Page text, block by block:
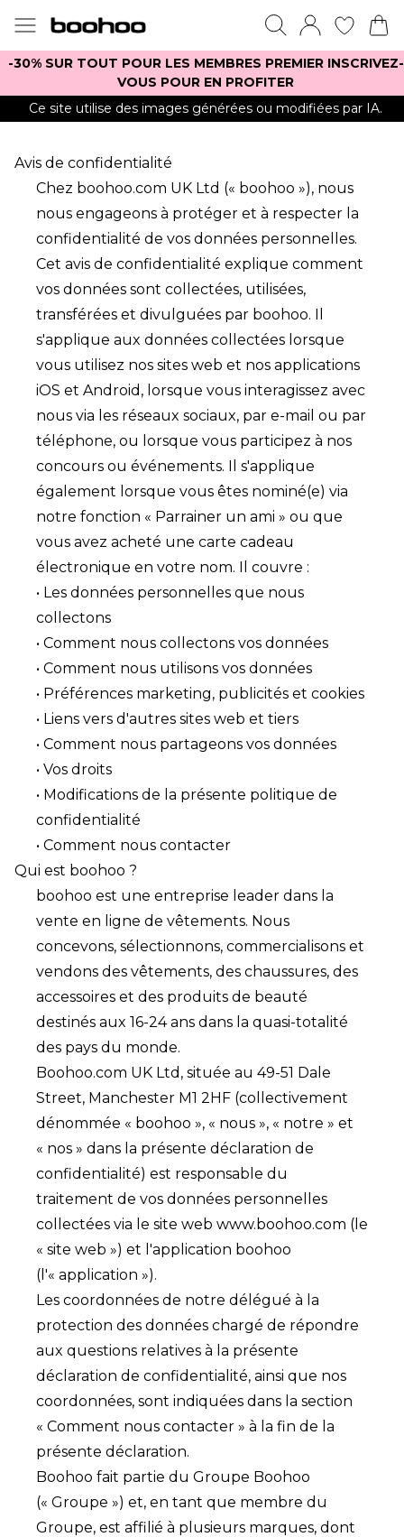
-30% SUR TOUT POUR LES MEMBRES PREMIER INSCRIVEZ-
VOUS POUR EN PROFITER
Ce site utilise des images générées ou modifiées par IA.
Avis de confidentialité
Chez boohoo.com UK Ltd (« boohoo »), nous
nous engageons à protéger et à respecter la
confidentialité de vos données personnelles.
Cet avis de confidentialité explique comment
vos données sont collectées, utilisées,
transférées et divulguées par boohoo. Il
s'applique aux données collectées lorsque
vous utilisez nos sites web et nos applications
iOS et Android, lorsque vous interagissez avec
nous via les réseaux sociaux, par e-mail ou par
téléphone, ou lorsque vous participez à nos
concours ou événements. Il s'applique
également lorsque vous êtes nominé(e) via
notre fonction « Parrainer un ami » ou que
vous avez acheté une carte cadeau
électronique en votre nom. Il couvre :
• Les données personnelles que nous
collectons
• Comment nous collectons vos données
• Comment nous utilisons vos données
• Préférences marketing, publicités et cookies
• Liens vers d'autres sites web et tiers
• Comment nous partageons vos données
• Vos droits
• Modifications de la présente politique de
confidentialité
• Comment nous contacter
Qui est boohoo ?
boohoo est une entreprise leader dans la
vente en ligne de vêtements. Nous
concevons, sélectionnons, commercialisons et
vendons des vêtements, des chaussures, des
accessoires et des produits de beauté
destinés aux 16-24 ans dans la quasi-totalité
des pays du monde.
Boohoo.com UK Ltd, située au 49-51 Dale
Street, Manchester M1 2HF (collectivement
dénommée « boohoo », « nous », « notre » et
« nos » dans la présente déclaration de
confidentialité) est responsable du
traitement de vos données personnelles
collectées via le site web www.boohoo.com (le
« site web ») et l'application boohoo
(l'« application »).
Les coordonnées de notre délégué à la
protection des données chargé de répondre
aux questions relatives à la présente
déclaration de confidentialité, ainsi que nos
coordonnées, sont indiquées dans la section
« Comment nous contacter » à la fin de la
présente déclaration.
Boohoo fait partie du Groupe Boohoo
(« Groupe ») et, en tant que membre du
Groupe, est affilié à plusieurs marques, dont